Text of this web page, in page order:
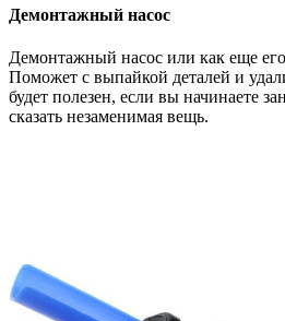
Демонтажный насос
Демонтажный насос или как еще
Поможет с выпайкой деталей и
будет полезен, если вы начинаете
сказать незаменимая вещь.